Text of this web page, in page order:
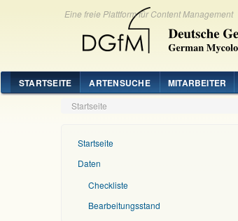
Eine freie Plattform für Content Management
STARTSEITE ARTENSUCHE MITARBEITER
Startseite
Startseite
Daten
Checkliste
Bearbeitungsstand